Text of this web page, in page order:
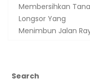
Membersihkan
Longsor Yang
Menimbun Jalan
Search